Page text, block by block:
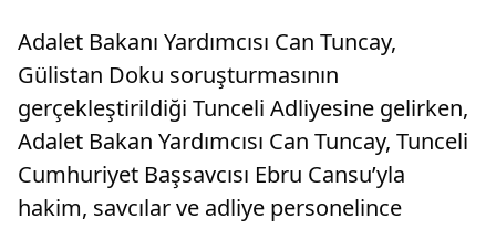
Adalet Bakanı Yardımcısı Can Tuncay,
Gülistan Doku soruşturmasının
gerçekleştirildiği Tunceli Adliyesine gelirken,
Adalet Bakan Yardımcısı Can Tuncay, Tunceli
Cumhuriyet Başsavcısı Ebru Cansu’yla
hakim, savcılar ve adliye personelince